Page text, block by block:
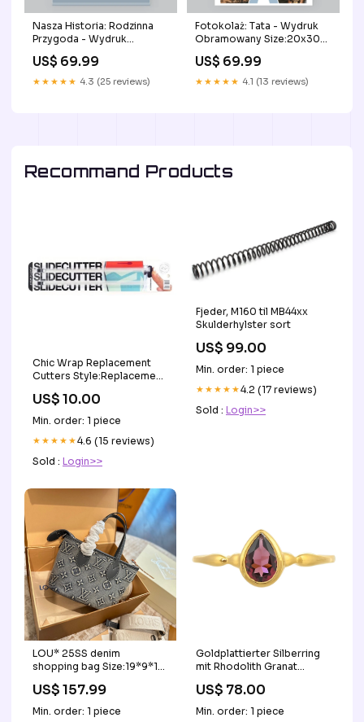
Nasza Historia: Rodzinna
Przygoda - Wydruk
US$ 69.99
★★★★★ 4.3 (25 reviews)
Fotokolaż: Tata - Wydruk
Obramowany Size:20x30
US$ 69.99
★★★★★ 4.1 (13 reviews)
Recommand Products
Chic Wrap Replacement
Cutters Style:Replacement
US$ 10.00
Min. order: 1 piece
★★★★★4.6 (15 reviews)
Sold : Login>>
Fjeder, M160 til MB44xx
Skulderhylster sort
US$ 99.00
Min. order: 1 piece
★★★★★4.2 (17 reviews)
Sold : Login>>
LOU* 25SS denim
shopping bag Size:19*9*14
US$ 157.99
Min. order: 1 piece
Goldplattierter Silberring
mit Rhodolith Granat
US$ 78.00
Min. order: 1 piece